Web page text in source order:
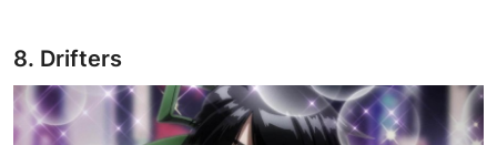
8. Drifters